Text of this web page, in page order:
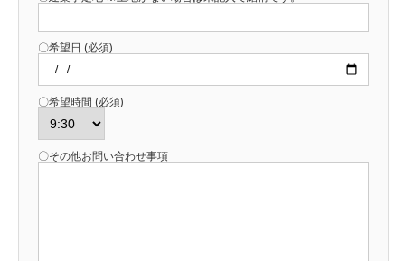
〇希望日 (必須)
〇希望時間 (必須)
〇その他お問い合わせ事項